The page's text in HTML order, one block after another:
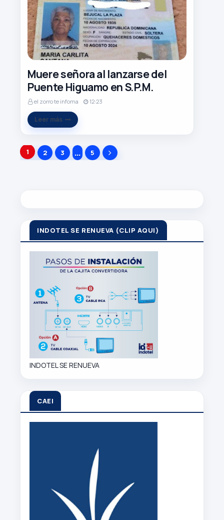
Muere señora al lanzarse del
Puente Higuamo en S.P.M.
el zorro te infoma 12:23
Leer más
1 2 3 ... 5
WWW.ELZORROTEINFORMA.COM
INDOTEL SE RENUEVA (CLIP AQUI)
INDOTEL SE RENUEVA
CAEI